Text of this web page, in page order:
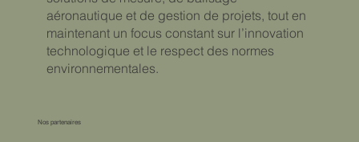
aéronautique et de gestion de projets, tout en
maintenant un focus constant sur l’innovation
technologique et le respect des normes
environnementales.
Nos partenaires